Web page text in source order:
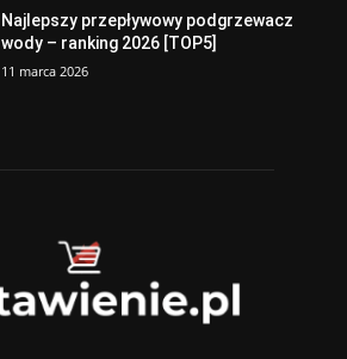
Najlepszy przepływowy podgrzewacz
wody – ranking 2026 [TOP5]
11 marca 2026